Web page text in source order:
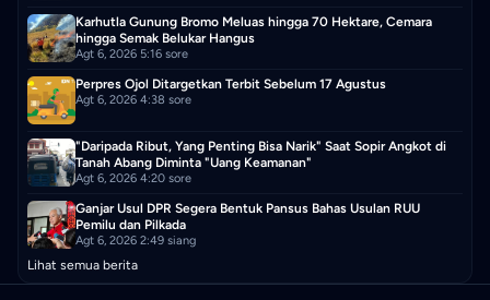
Karhutla Gunung Bromo Meluas hingga 70 Hektare, Cemara
hingga Semak Belukar Hangus
Agt 6, 2026 5:16 sore
Perpres Ojol Ditargetkan Terbit Sebelum 17 Agustus
Agt 6, 2026 4:38 sore
"Daripada Ribut, Yang Penting Bisa Narik" Saat Sopir Angkot di
Tanah Abang Diminta "Uang Keamanan"
Agt 6, 2026 4:20 sore
Ganjar Usul DPR Segera Bentuk Pansus Bahas Usulan RUU
Pemilu dan Pilkada
Agt 6, 2026 2:49 siang
Lihat semua berita